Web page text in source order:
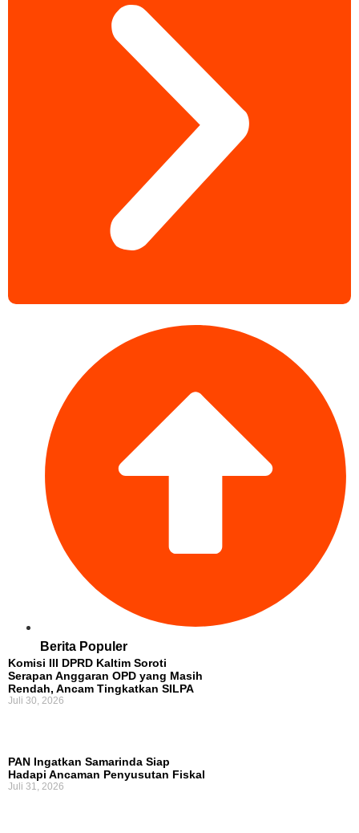
Berita Populer
Komisi III DPRD Kaltim Soroti
Serapan Anggaran OPD yang Masih
Rendah, Ancam Tingkatkan SILPA
Juli 30, 2026
PAN Ingatkan Samarinda Siap
Hadapi Ancaman Penyusutan Fiskal
Juli 31, 2026